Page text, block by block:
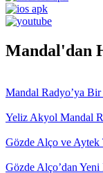
Mandal'dan
Mandal Radyo’ya
Yeliz Akyol Mandal
Gözde Alço ve Aytek
Gözde Alço’dan